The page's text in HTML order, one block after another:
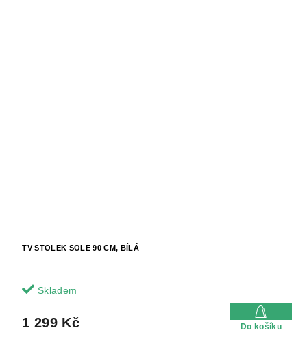
TV STOLEK SOLE 90 CM, BÍLÁ
Skladem
1 299 Kč Do košíku